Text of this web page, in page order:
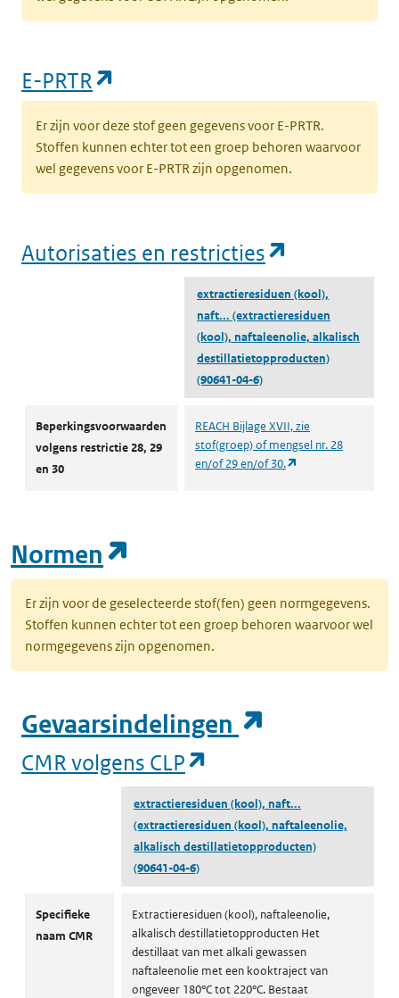
E-PRTR
Er zijn voor deze stof geen gegevens voor E-PRTR.
Stoffen kunnen echter tot een groep behoren waarvoor
wel gegevens voor E-PRTR zijn opgenomen.
Autorisaties en restricties
extractieresiduen (kool),
naft... (extractieresiduen
(kool), naftaleenolie, alkalisch
destillatietopproducten)
(90641-04-6)
Beperkingsvoorwaarden
volgens restrictie 28, 29
en 30
REACH Bijlage XVII, zie
stof(groep) of mengsel nr. 28
en/of 29 en/of 30.
Normen
Er zijn voor de geselecteerde stof(fen) geen normgegevens.
Stoffen kunnen echter tot een groep behoren waarvoor wel
normgegevens zijn opgenomen.
Gevaarsindelingen
CMR volgens CLP
extractieresiduen (kool), naft...
(extractieresiduen (kool), naftaleenolie,
alkalisch destillatietopproducten)
(90641-04-6)
Specifieke
naam CMR
Extractieresiduen (kool), naftaleenolie,
alkalisch destillatietopproducten Het
destillaat van met alkali gewassen
naftaleenolie met een kooktraject van
ongeveer 180°C tot 220°C. Bestaat